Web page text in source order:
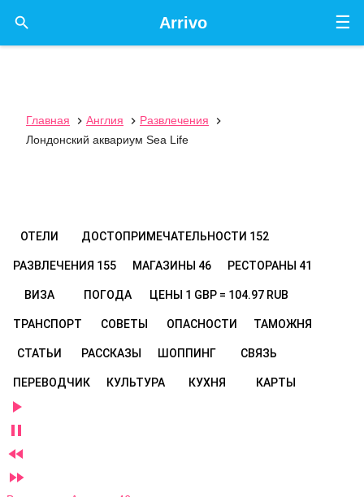
☰
Arrivo

Главная  Англия  Развлечения

Лондонский аквариум Sea Life
ОТЕЛИ ДОСТОПРИМЕЧАТЕЛЬНОСТИ 152
РАЗВЛЕЧЕНИЯ 155 МАГАЗИНЫ 46 РЕСТОРАНЫ 41
ВИЗА ПОГОДА ЦЕНЫ 1 GBP = 104.97 RUB
ТРАНСПОРТ СОВЕТЫ ОПАСНОСТИ ТАМОЖНЯ
СТАТЬИ РАССКАЗЫ ШОППИНГ СВЯЗЬ
ПЕРЕВОДЧИК КУЛЬТУРА КУХНЯ КАРТЫ



